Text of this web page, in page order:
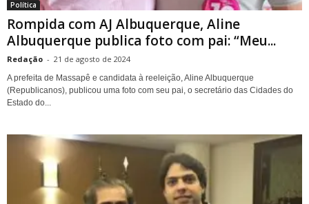
Política
Rompida com AJ Albuquerque, Aline
Albuquerque publica foto com pai: “Meu...
Redação - 21 de agosto de 2024
A prefeita de Massapê e candidata à reeleição, Aline Albuquerque
(Republicanos), publicou uma foto com seu pai, o secretário das Cidades do
Estado do...